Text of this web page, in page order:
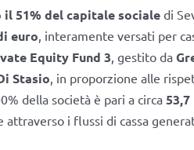
il 51% del capitale socialedi
euro , interamente versati per
Equity Fund 3 , gestito da
Stasio , in proporzione alle
della società è pari a circa
i flussi di cassa